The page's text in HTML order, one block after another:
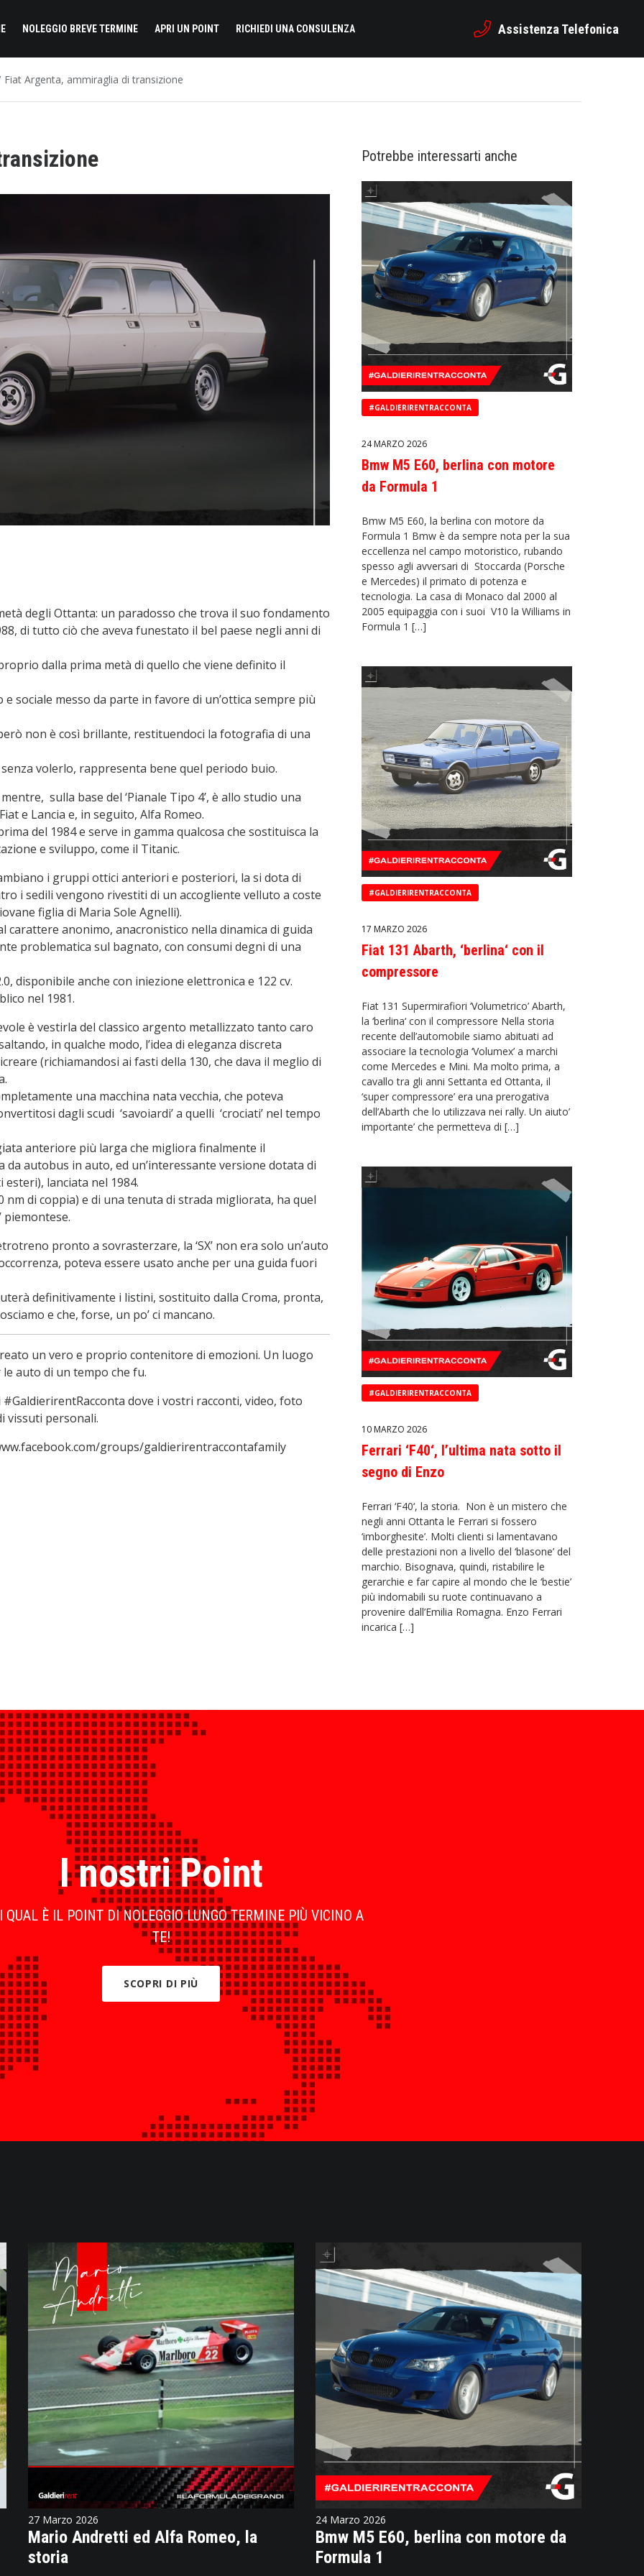
NOLEGGIO BREVE TERMINE APRI UN POINT RICHIEDI UNA CONSULENZA Assistenza Telefonica
Fiat Argenta, ammiraglia di transizione
degli Ottanta: un paradosso che trova il suo fondamento
di tutto ciò che aveva funestato il bel paese negli anni di
dalla prima metà di quello che viene definito il
sociale messo da parte in favore di un’ottica sempre più
non è così brillante, restituendoci la fotografia di una
senza volerlo, rappresenta bene quel periodo buio.
sulla base del ‘Pianale Tipo 4’, è allo studio una
e Lancia e, in seguito, Alfa Romeo.
del 1984 e serve in gamma qualcosa che sostituisca la
e sviluppo, come il Titanic.
i gruppi ottici anteriori e posteriori, la si dota di
i sedili vengono rivestiti di un accogliente velluto a coste
figlia di Maria Sole Agnelli).
anonimo, anacronistico nella dinamica di guida
problematica sul bagnato, con consumi degni di una
disponibile anche con iniezione elettronica e 122 cv.
nel 1981.
è vestirla del classico argento metallizzato tanto caro
in qualche modo, l’idea di eleganza discreta
(richiamandosi ai fasti della 130, che dava il meglio di
una macchina nata vecchia, che poteva
dagli scudi ‘savoiardi’ a quelli ‘crociati’ nel tempo
anteriore più larga che migliora finalmente il
autobus in auto, ed un’interessante versione dotata di
esteri), lanciata nel 1984.
nm di coppia) e di una tenuta di strada migliorata, ha quel
piemontese.
pronto a sovrasterzare, la ‘SX’ non era solo un’auto
poteva essere usato anche per una guida fuori
definitivamente i listini, sostituito dalla Croma, pronta,
e che, forse, un po’ ci mancano.
un vero e proprio contenitore di emozioni. Un luogo
auto di un tempo che fu.
dove i vostri racconti, video, foto
vissuti personali.
groups/galdierirentraccontafamily
Potrebbe interessarti anche
#GALDIERIRENTRACCONTA
24 MARZO 2026
Bmw M5 E60, berlina con motore
da Formula 1
Bmw M5 E60, la berlina con motore da
Formula 1 Bmw è da sempre nota per la sua
eccellenza nel campo motoristico, rubando
spesso agli avversari di Stoccarda (Porsche
e Mercedes) il primato di potenza e
tecnologia. La casa di Monaco dal 2000 al
2005 equipaggia con i suoi V10 la Williams in
Formula 1 […]
#GALDIERIRENTRACCONTA
17 MARZO 2026
Fiat 131 Abarth, ‘berlina‘ con il
compressore
Fiat 131 Supermirafiori ‘Volumetrico’ Abarth,
la ‘berlina‘ con il compressore Nella storia
recente dell’automobile siamo abituati ad
associare la tecnologia ‘Volumex’ a marchi
come Mercedes e Mini. Ma molto prima, a
cavallo tra gli anni Settanta ed Ottanta, il
‘super compressore’ era una prerogativa
dell’Abarth che lo utilizzava nei rally. Un aiuto’
importante’ che permetteva di […]
#GALDIERIRENTRACCONTA
10 MARZO 2026
Ferrari ‘F40‘, l’ultima nata sotto il
segno di Enzo
Ferrari ‘F40‘, la storia. Non è un mistero che
negli anni Ottanta le Ferrari si fossero
‘imborghesite’. Molti clienti si lamentavano
delle prestazioni non a livello del ‘blasone’ del
marchio. Bisognava, quindi, ristabilire le
gerarchie e far capire al mondo che le ‘bestie’
più indomabili su ruote continuavano a
provenire dall’Emilia Romagna. Enzo Ferrari
incarica […]
I nostri Point
QUAL È IL POINT DI NOLEGGIO LUNGO TERMINE PIÙ VICINO A
TE!
SCOPRI DI PIÙ
27 Marzo 2026
Mario Andretti ed Alfa Romeo, la
storia
24 Marzo 2026
Bmw M5 E60, berlina con motore da
Formula 1